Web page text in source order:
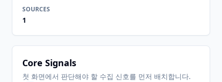
SOURCES
1
Core Signals
첫 화면에서 판단해야 할 수집 신호를 먼저 배치합니다.